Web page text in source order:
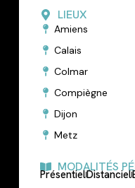
LIEUX
Amiens
Calais
Colmar
Compiègne
Dijon
Metz
MODALITÉS
PrésentielDistanciel